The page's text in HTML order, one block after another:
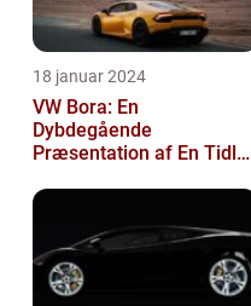
18 januar 2024
VW Bora: En
Dybdegående
Præsentation af En Tidløs